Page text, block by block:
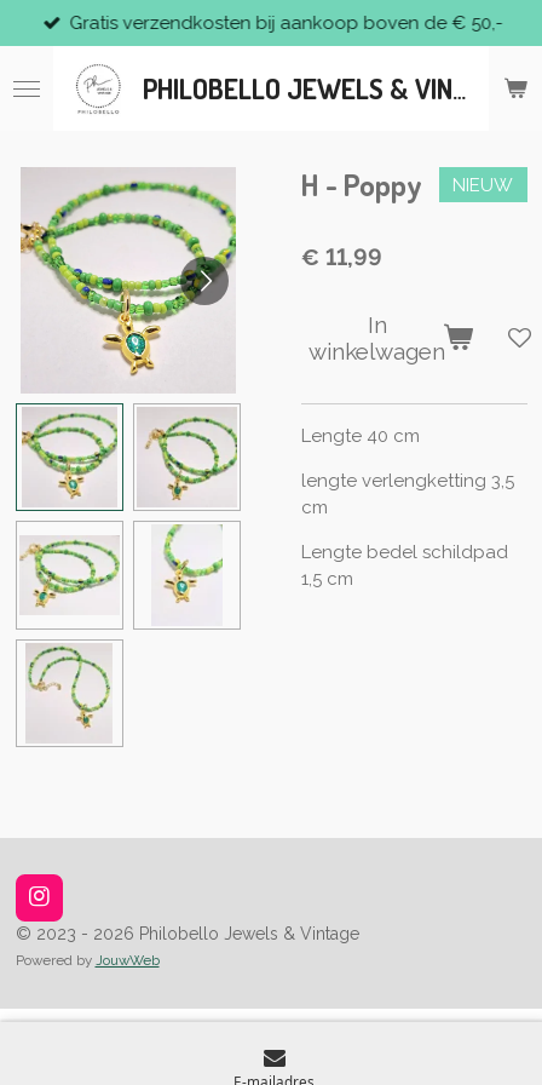
direct
naar
de
PHILOBELLO JEWELS & VINTAGE
Gratis verzendkosten bij aankoop boven de € 50,-
H - Poppy NIEUW
€ 11,99
In
winkelwagen
Lengte 40 cm
lengte verlengketting 3,5
cm
Lengte bedel schildpad
1,5 cm
I
n
t
g
© 2023 - 2026 Philobello Jewels & Vintage
Powered by JouwWeb